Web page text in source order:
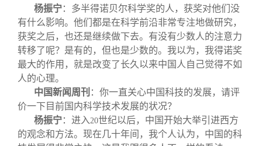
杨振宁：多半得诺贝尔科学奖的人，获奖对他们没
有什么影响。他们都是在科学前沿非常专注地做研究，
获奖之后，也还是继续做下去。有没有少数人的注意力
转移了呢？是有的，但也是少数的。我以为，我得诺奖
最大的作用，就是改变了长久以来中国人自己觉得不如
人的心理。
中国新闻周刊 ：你一直关心中国科技的发展，请评
价一下目前国内科学技术发展的状况？
杨振宁：进入20世纪以后，中国开始大举引进西方
的观念和方法。现在几十年间，我个人认为，中国的科